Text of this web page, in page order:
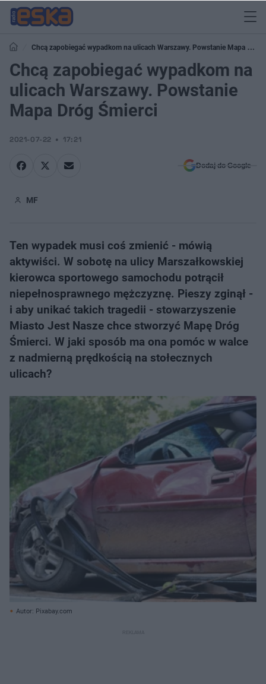
Chcą zapobiegać wypadkom na ulicach Warszawy. Powstanie Mapa Dróg
Śmierci
Chcą zapobiegać wypadkom na
ulicach Warszawy. Powstanie
Mapa Dróg Śmierci
2021-07-22 17:21
Dodaj do Google
MF
Ten wypadek musi coś zmienić - mówią
aktywiści. W sobotę na ulicy Marszałkowskiej
kierowca sportowego samochodu potrącił
niepełnosprawnego mężczyznę. Pieszy zginął -
i aby unikać takich tragedii - stowarzyszenie
Miasto Jest Nasze chce stworzyć Mapę Dróg
Śmierci. W jaki sposób ma ona pomóc w walce
z nadmierną prędkością na stołecznych
ulicach?
Autor: Pixabay.com